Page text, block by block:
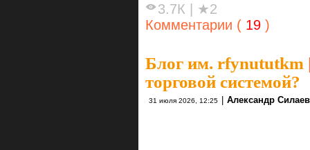
3.7К | ★2
Комментарии ( 19 )
Блог им. rfynututkm
торговой системой?
31 июля 2026, 12:25 | Александр Силаев